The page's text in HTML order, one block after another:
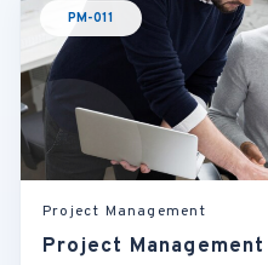
PM-011
Project Management
Project